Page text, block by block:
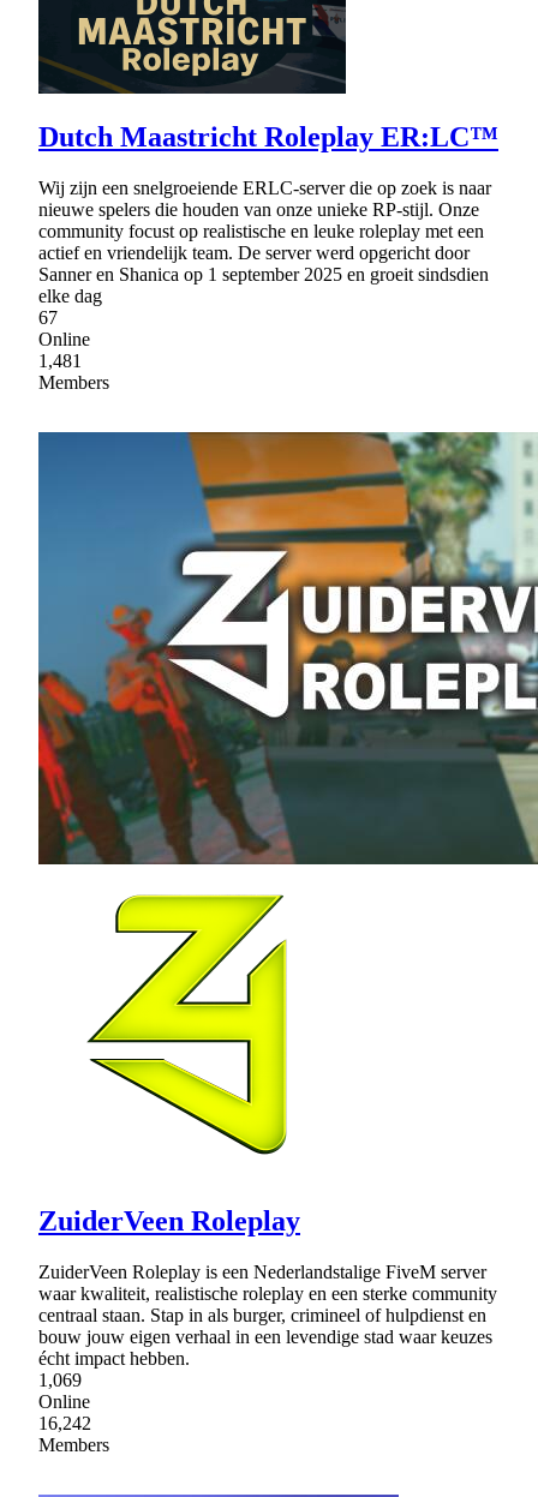
Dutch Maastricht Roleplay ER:LC™
Wij zijn een snelgroeiende ERLC‑server die op zoek is naar
nieuwe spelers die houden van onze unieke RP‑stijl. Onze
community focust op realistische en leuke roleplay met een
actief en vriendelijk team. De server werd opgericht door
Sanner en Shanica op 1 september 2025 en groeit sindsdien
elke dag
67
Online
1,481
Members
ZuiderVeen Roleplay
ZuiderVeen Roleplay is een Nederlandstalige FiveM server
waar kwaliteit, realistische roleplay en een sterke community
centraal staan. Stap in als burger, crimineel of hulpdienst en
bouw jouw eigen verhaal in een levendige stad waar keuzes
écht impact hebben.
1,069
Online
16,242
Members